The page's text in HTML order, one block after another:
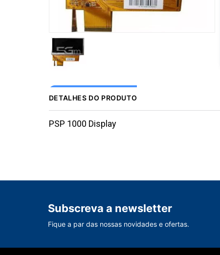
DETALHES DO PRODUTO
PSP 1000 Display
Subscreva a newsletter
Fique a par das nossas novidades e ofertas.